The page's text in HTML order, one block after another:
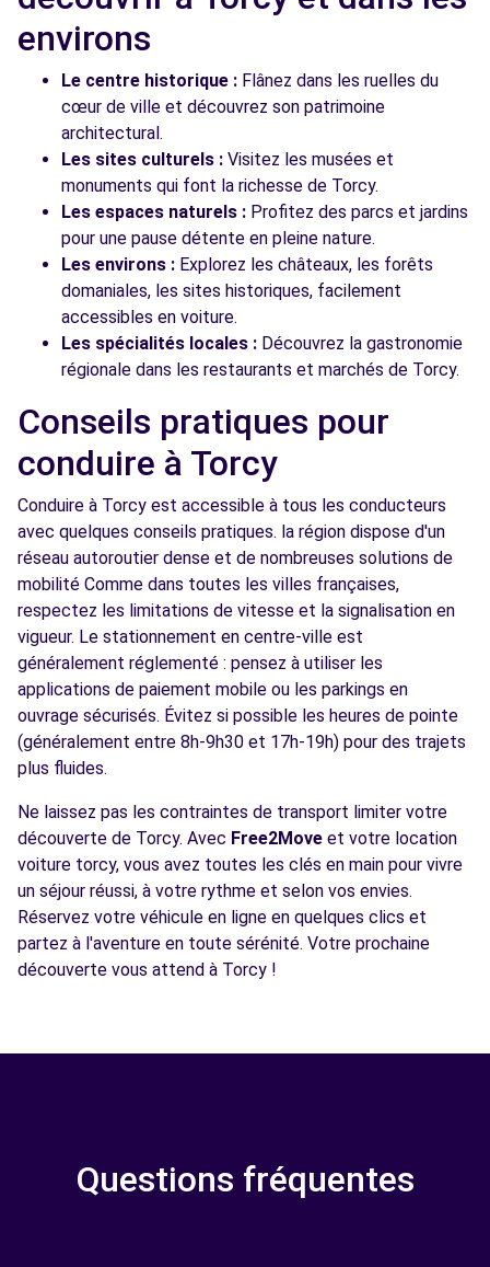
environs
Le centre historique : Flânez dans les ruelles du
cœur de ville et découvrez son patrimoine
architectural.
Les sites culturels : Visitez les musées et
monuments qui font la richesse de Torcy.
Les espaces naturels : Profitez des parcs et jardins
pour une pause détente en pleine nature.
Les environs : Explorez les châteaux, les forêts
domaniales, les sites historiques, facilement
accessibles en voiture.
Les spécialités locales : Découvrez la gastronomie
régionale dans les restaurants et marchés de Torcy.
Conseils pratiques pour
conduire à Torcy
Conduire à Torcy est accessible à tous les conducteurs
avec quelques conseils pratiques. la région dispose d'un
réseau autoroutier dense et de nombreuses solutions de
mobilité Comme dans toutes les villes françaises,
respectez les limitations de vitesse et la signalisation en
vigueur. Le stationnement en centre-ville est
généralement réglementé : pensez à utiliser les
applications de paiement mobile ou les parkings en
ouvrage sécurisés. Évitez si possible les heures de pointe
(généralement entre 8h-9h30 et 17h-19h) pour des trajets
plus fluides.
Ne laissez pas les contraintes de transport limiter votre
découverte de Torcy. Avec Free2Move et votre location
voiture torcy, vous avez toutes les clés en main pour vivre
un séjour réussi, à votre rythme et selon vos envies.
Réservez votre véhicule en ligne en quelques clics et
partez à l'aventure en toute sérénité. Votre prochaine
découverte vous attend à Torcy !
Questions fréquentes